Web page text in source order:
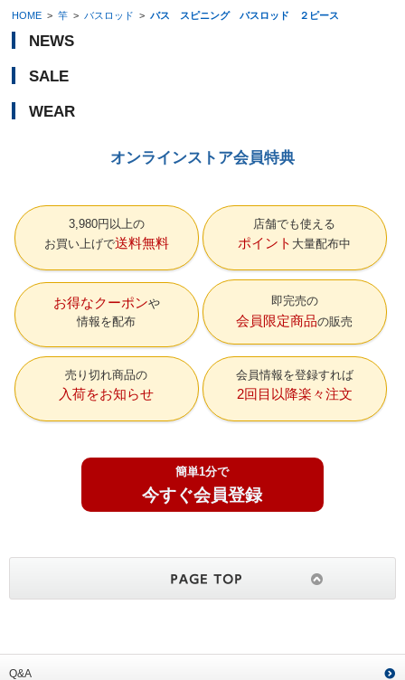
HOME > 竿 > バスロッド > バス スピニング バスロッド ２ピース
NEWS
SALE
WEAR
オンラインストア会員特典
3,980円以上の
お買い上げで送料無料
店舗でも使える
ポイント 大量配布中
お得なクーポン
情報を配布
即完売の
会員限定商品の販売
売り切れ商品の
入荷をお知らせ
会員情報を登録すれば
2回目以降楽々注文
簡単1分で
今すぐ会員登録
Q&A